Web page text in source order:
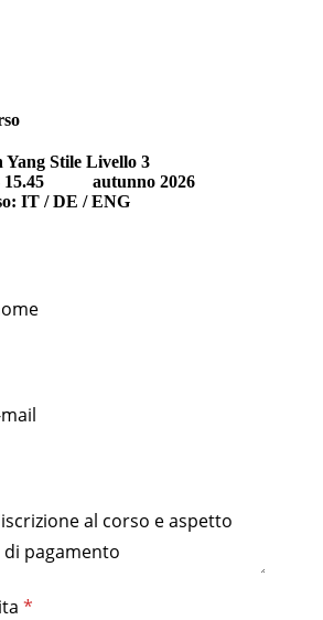
Stile Livello 3
- 15.45 autunno 2026
IT / DE / ENG